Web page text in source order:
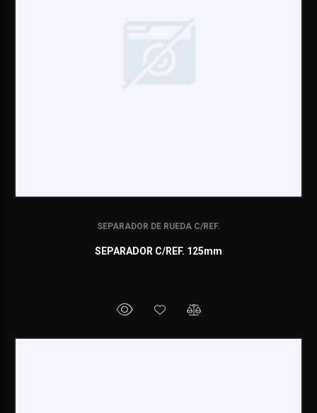
SEPARADOR DE RUEDA C/REF.
SEPARADOR C/REF. 125mm